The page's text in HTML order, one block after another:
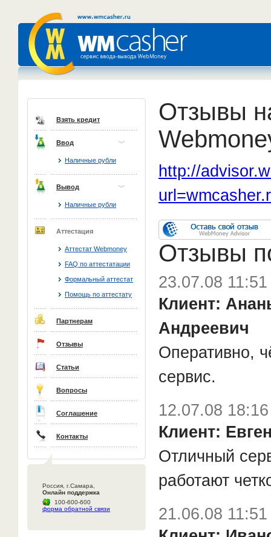
Взять кредит
Ввод
Наличные рубли
Вывод
Наличные рубли
Аттестация
Аттестат Webmoney
FAQ по аттестатации
Формальный аттестат
Помощь по аттестату
Партнерам
Отзывы
Статьи
Вопросы
Соглашение
Контакты
Россия, г.Самара,
Онлайн поддержка
100-600-600
форма обратной связи
Отзывы
http://
Отзывы
23.07.08 11:51
Клиент:
Андреевич
Оперативно,
сервис.
12.07.08 18:16
Клиент:
Отличный
работают
21.06.08 11:51